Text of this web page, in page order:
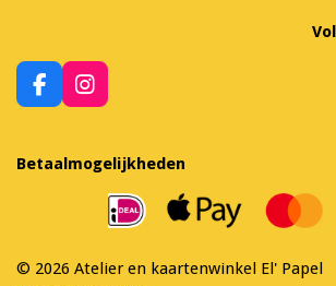
F
a
e
b
I
n
a
m
Betaalmogelijkheden
© 2026 Atelier en kaartenwinkel El' Papel